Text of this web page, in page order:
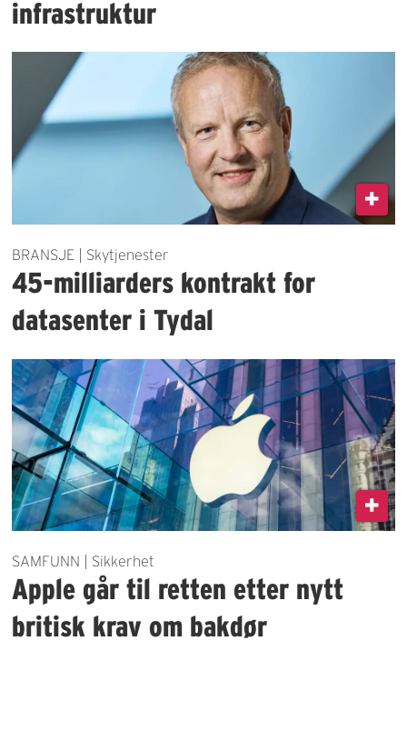
infrastruktur
BRANSJE | Skytjenester
45-milliarders kontrakt for
datasenter i Tydal
SAMFUNN | Sikkerhet
Apple går til retten etter nytt
britisk krav om bakdør